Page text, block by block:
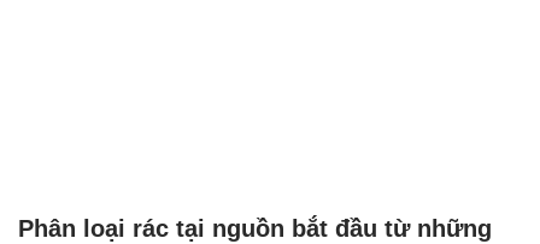
Phân loại rác tại nguồn bắt đầu từ những